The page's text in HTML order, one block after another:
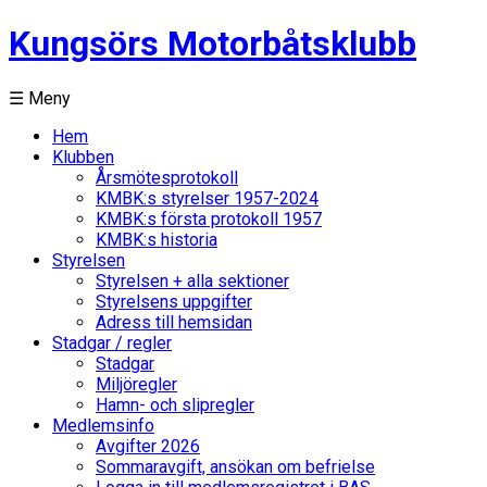
Kungsörs Motorbåtsklubb
☰ Meny
Hem
Klubben
Årsmötesprotokoll
KMBK:s styrelser 1957-2024
KMBK:s första protokoll 1957
KMBK:s historia
Styrelsen
Styrelsen + alla sektioner
Styrelsens uppgifter
Adress till hemsidan
Stadgar / regler
Stadgar
Miljöregler
Hamn- och slipregler
Medlemsinfo
Avgifter 2026
Sommaravgift, ansökan om befrielse